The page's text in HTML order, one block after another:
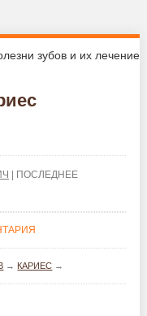
| ПОСЛЕДНЕЕ
→ КАРИЕС →